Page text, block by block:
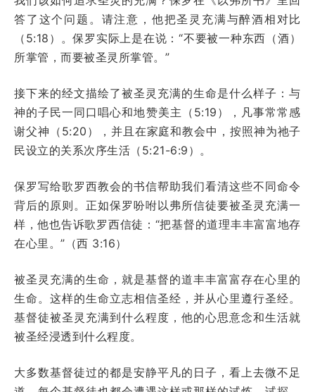
答了这个问题。请注意，他把圣灵充满与醉酒相对比
（5:18）。保罗实际上是在说：“不要被一种东西（酒）
所掌管，而要被圣灵所掌管。”
接下来的经文描绘了被圣灵充满的生命是什么样子：与
神的子民一同口唱心和地赞美主（5:19），凡事常常感
谢父神（5:20），并且在家庭和教会中，按照神为祂子
民设立的关系次序生活（5:21-6:9）。
保罗写给歌罗西教会的书信帮助我们看清这些不同命令
背后的原则。正如保罗吩咐以弗所信徒要被圣灵充满一
样，他也告诉歌罗西信徒：“把基督的道理丰丰富富地存
在心里。”（西 3:16）
被圣灵充满的生命，就是基督的道丰丰富富存在心里的
生命。这样的生命立志相信圣经，并从心里遵行圣经。
基督徒被圣灵充满到什么程度，他的心思意念和生活就
被圣经浸透到什么程度。
大多数基督徒过的都是安静平凡的日子，看上去微不足